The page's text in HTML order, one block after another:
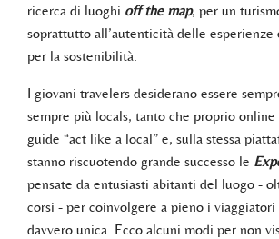
ricerca di luoghi offthe map, per un
soprattutto all’autenticità delle esperienze
per la sostenibilità.
I giovani travelers desiderano essere
sempre più locals, tanto che proprio online
guide “act like a local” e, sulla stessa
stanno riscuotendo grande successo le
pensate da entusiasti abitanti del luogo -
corsi - per coinvolgere a pieno i viaggiatori
davvero unica. Ecco alcuni modi per non